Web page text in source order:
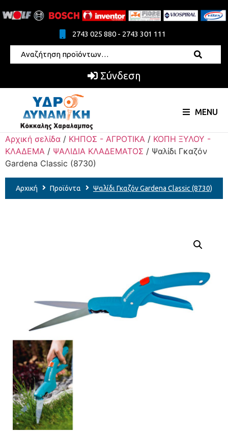
2743 025 880 - 2743 301 111
Σύνδεση
MENU
Αρχική σελίδα / ΚΗΠΟΣ - ΑΓΡΟΤΙΚΑ / ΚΟΠΗ ΞΥΛΟΥ -
ΚΛΑΔΕΜΑ / ΨΑΛΙΔΙΑ ΚΛΑΔΕΜΑΤΟΣ / Ψαλίδι Γκαζόν
Gardena Classic (8730)
Αρχική Προϊόντα Ψαλίδι Γκαζόν Gardena Classic (8730)